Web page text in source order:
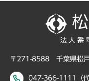
法人
〒271-8588 千葉県松
047-366-1111（代